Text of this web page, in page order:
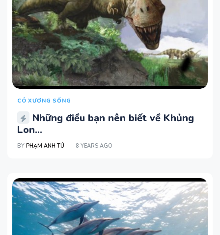
CÓ XƯƠNG SỐNG
Những điều bạn nên biết về Khủng
Lon...
BY PHẠM ANH TÚ 8 YEARS AGO